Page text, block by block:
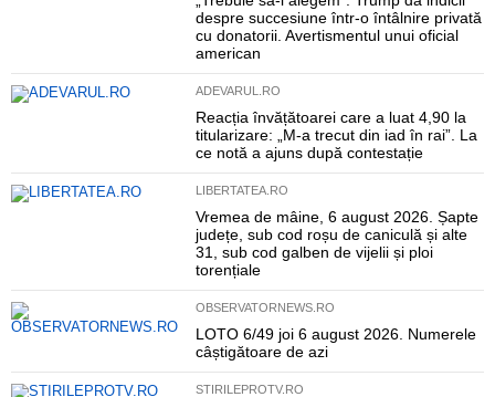
despre succesiune într-o întâlnire privată
cu donatorii. Avertismentul unui oficial
american
ADEVARUL.RO
Reacția învățătoarei care a luat 4,90 la
titularizare: „M-a trecut din iad în rai”. La
ce notă a ajuns după contestație
LIBERTATEA.RO
Vremea de mâine, 6 august 2026. Șapte
județe, sub cod roșu de caniculă și alte
31, sub cod galben de vijelii și ploi
torențiale
OBSERVATORNEWS.RO
LOTO 6/49 joi 6 august 2026. Numerele
câștigătoare de azi
STIRILEPROTV.RO